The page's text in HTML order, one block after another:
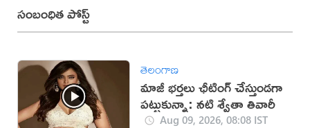
సంబంధిత పోస్ట్
తెలంగాణ
మాజీ భర్తలు ఛీటింగ్ చేస్తుండగా
పట్టుకున్నా: నటి శ్వేతా తివారీ
Aug 09, 2026, 08:08 IST